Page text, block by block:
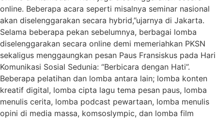
online. Beberapa acara seperti misalnya seminar nasional
akan diselenggarakan secara hybrid,”ujarnya di Jakarta.
Selama beberapa pekan sebelumnya, berbagai lomba
diselenggarakan secara online demi memeriahkan PKSN
sekaligus menggaungkan pesan Paus Fransiskus pada Hari
Komunikasi Sosial Sedunia: “Berbicara dengan Hati”.
Beberapa pelatihan dan lomba antara lain; lomba konten
kreatif digital, lomba cipta lagu tema pesan paus, lomba
menulis cerita, lomba podcast pewartaan, lomba menulis
opini di media massa, komsoslympic, dan lomba film